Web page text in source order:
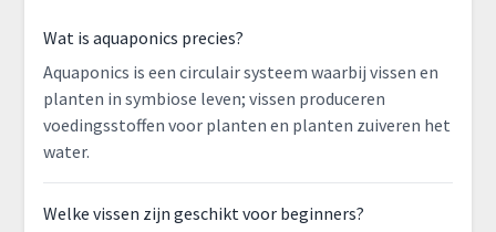
Wat is aquaponics precies?
Aquaponics is een circulair systeem waarbij vissen en
planten in symbiose leven; vissen produceren
voedingsstoffen voor planten en planten zuiveren het
water.
Welke vissen zijn geschikt voor beginners?